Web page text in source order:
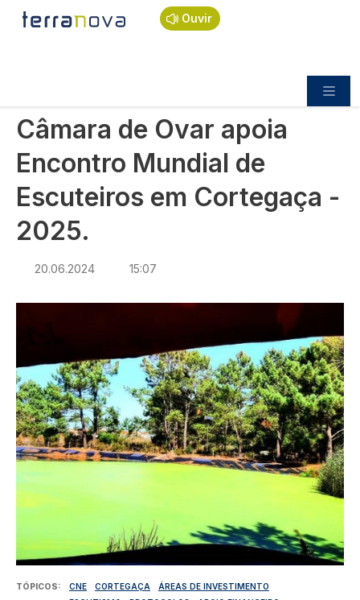
Passar para o conteúdo principal
Ouvir
Navegação estrutural
Início
Sociedade
Câmara de Ovar apoia Encontro Mundial de
Câmara de Ovar apoia
Encontro Mundial de
Escuteiros em Cortegaça -
2025.
20.06.2024 15:07
TÓPICOS CNE CORTEGAÇA
ÁREAS DE INVESTIMENTO